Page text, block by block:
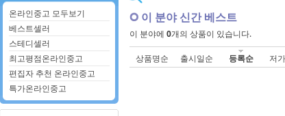
온라인중고 모두보기
베스트셀러
스테디셀러
최고평점온라인중고
편집자 추천 온라인중고
특가온라인중고
이 분야 신간 베스트
이 분야에 0개의 상품이 있습니다.
상품명순 출시일순 등록순 저